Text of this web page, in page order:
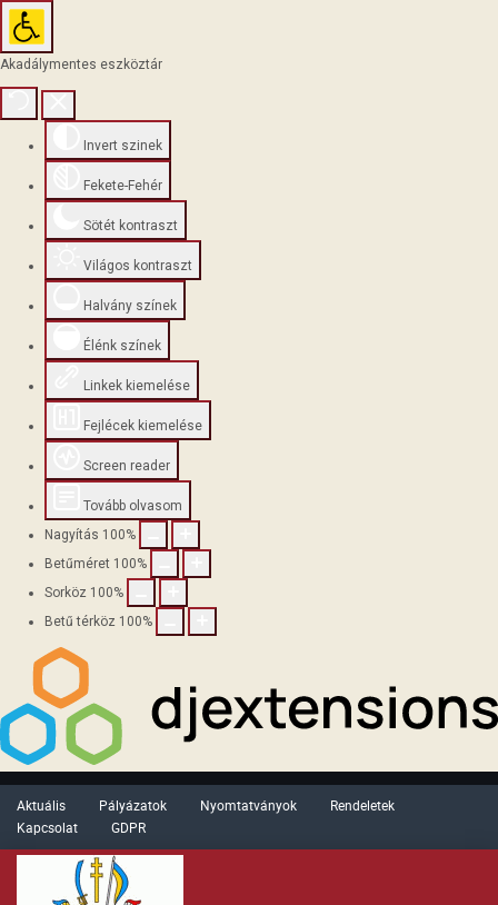
Akadálymentes eszköztár
Invert szinek
Fekete-Fehér
Sötét kontraszt
Világos kontraszt
Halvány színek
Élénk színek
Linkek kiemelése
Fejlécek kiemelése
Screen reader
Tovább olvasom
Nagyítás 100%
Betűméret 100%
Sorköz 100%
Betű térköz 100%
Aktuális Pályázatok Nyomtatványok
Rendeletek
Kapcsolat
GDPR